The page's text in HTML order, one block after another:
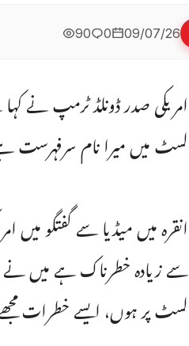
90 0 09/07/26
امریکی صدر ڈونلڈ ٹرمپ
لسٹ میں میرا نام سرفہرست
انقرہ میں میڈیا سے گفتگو
سے زیادہ خطرناک ہے میں نے
لسٹ پر ہوں، ایسے خطرات